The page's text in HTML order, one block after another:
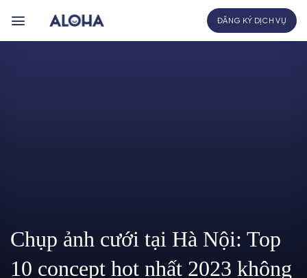
qua
ĐĂNG KÝ DỊCH VỤ
Chụp ảnh cưới tại Hà Nội: Top
10 concept hot nhất 2023 không